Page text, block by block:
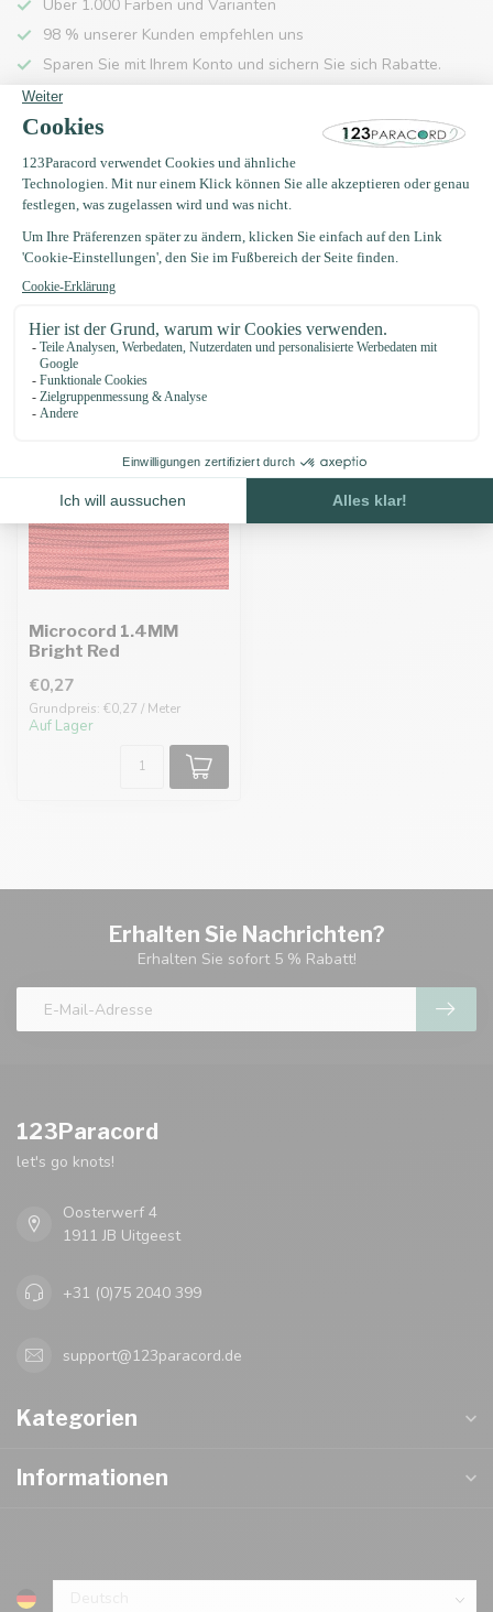
Über 1.000 Farben und Varianten
98 % unserer Kunden empfehlen uns
Sparen Sie mit Ihrem Konto und sichern Sie sich Rabatte.
Kostenlose Lieferung nach Hause ab 150 €
Produktbeschreibung
Eigenschaften
Zuletzt angesehen
Microcord 1.4MM
Bright Red
€0,27
Grundpreis: €0,27 / Meter
Auf Lager
Erhalten Sie Nachrichten?
Erhalten Sie sofort 5 % Rabatt!
123Paracord
let's go knots!
Oosterwerf 4
1911 JB Uitgeest
+31 (0)75 2040 399
support@123paracord.de
Kategorien
Informationen